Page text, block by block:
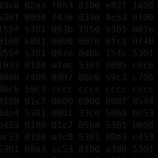
5301 007e 0d8b 154c
1033 0100 a1ec 5301
0000 7406 8907 8bc6 59c3
8bc6 59c3 cccc cccc cccc
0100 01c7 0600 0000
5301 0001 33c0 5068
b453 0100 01c7 05b8 5301
bc53 0100 a3c0 5301 00a3
5301 00a3 cc53 0100 a3d0
0100 a3d8 5301 00ff 1508
0000 743d 833d 4c53
5453 0100 3b05 5053 0100
00b8 0100 0000 f00f c101